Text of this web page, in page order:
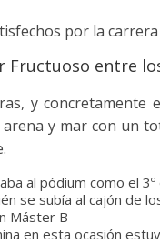
por la
Fructuoso entre
y concretamente
y mar con un
al pódium como el
se subía al cajón de
Máster B-
en esta ocasión